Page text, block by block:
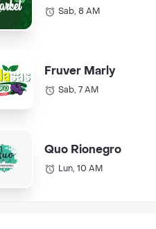
Sab, 8 AM
Fruver Marly
Sab, 7 AM
Quo Rionegro
Lun, 10 AM